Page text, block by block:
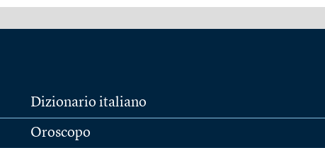
Dizionario italiano
Oroscopo